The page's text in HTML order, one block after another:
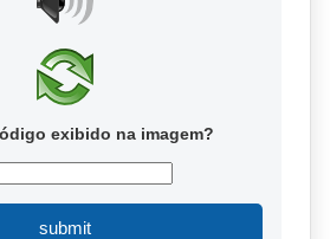
exibido na imagem?
submit